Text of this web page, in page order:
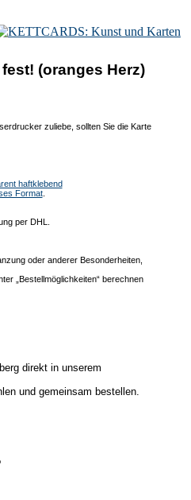
(oranges Herz)
zuliebe, sollten Sie die Karte
haftklebend
Format.
per DHL.
oder anderer Besonderheiten,
„Bestellmöglichkeiten“ berechnen
direkt in unserem
und gemeinsam bestellen.